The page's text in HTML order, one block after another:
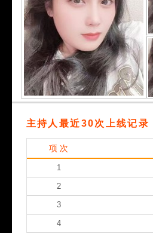
主持人最近30次上线记录
项 次
1
2
3
4